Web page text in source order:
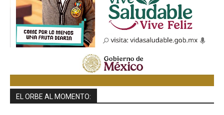
EL ORBE AL MOMENTO: